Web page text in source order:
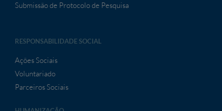
Submissão de Protocolo de Pesquisa
RESPONSABILIDADE SOCIAL
Ações Sociais
Voluntariado
Parceiros Sociais